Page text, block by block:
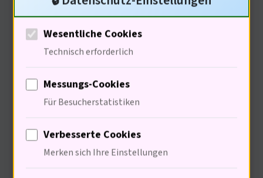
Soziale Implikationen des
Widerstands
Wesentliche Cookies
Technisch erforderlich
Messungs-Cookies
Für Besucherstatistiken
Verbesserte Cookies
Merken sich Ihre Einstellungen